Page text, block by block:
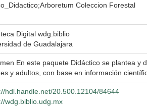
Coleccion Forestal
Digital wdg.biblio
de Guadalajara
En este paquete Didáctico se plantea
y adultos, con base en información
hdl.handle.net/20.500.12104/84644
wdg.biblio.udg.mx